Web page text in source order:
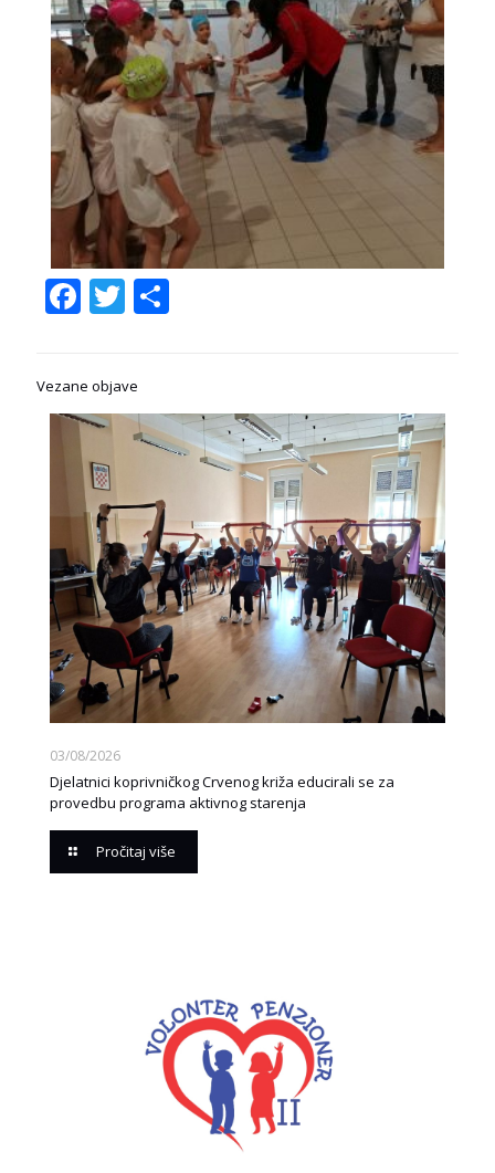
Facebook
Twitter
Share
Vezane objave
03/08/2026
Djelatnici koprivničkog Crvenog križa educirali se za
provedbu programa aktivnog starenja
Pročitaj više